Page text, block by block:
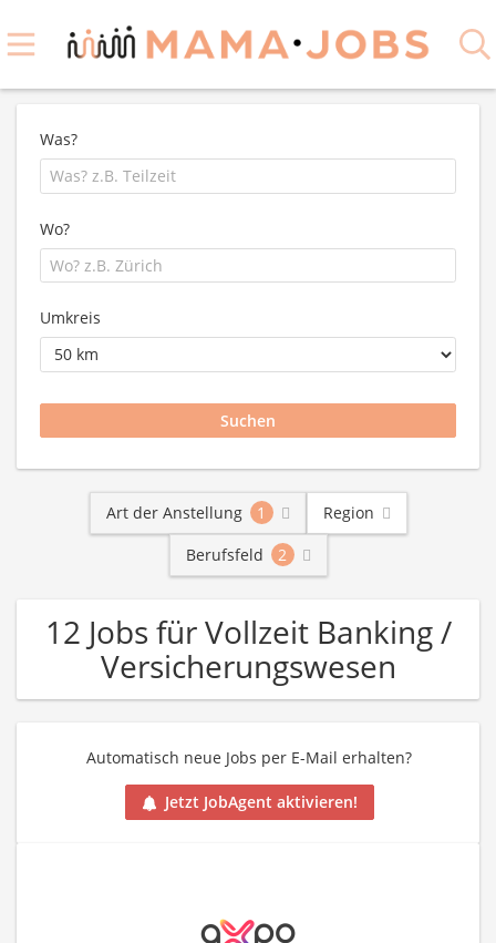
Was?
Wo?
Umkreis
Art der Anstellung 1
Region
Berufsfeld
2
12 Jobs für Vollzeit Banking /
Versicherungswesen
Automatisch neue Jobs per E-Mail erhalten?
Jetzt JobAgent aktivieren!